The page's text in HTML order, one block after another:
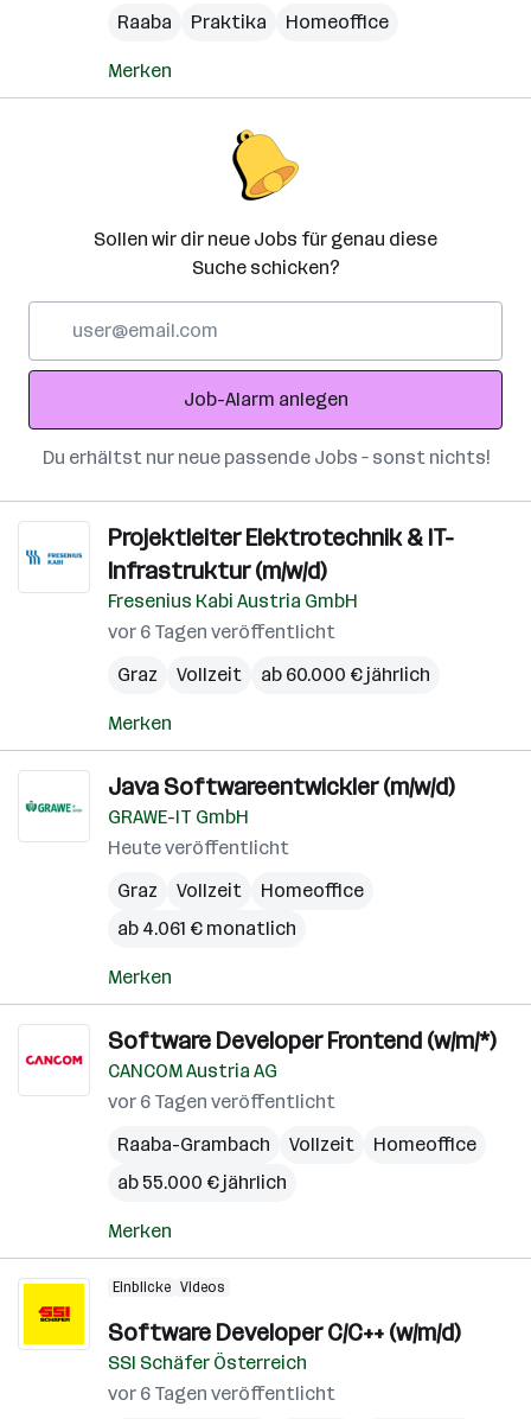
Raaba
Praktika Homeoffice
Merken
Sollen wir dir neue Jobs für genau diese
Suche schicken?
Adresse
Job-Alarm anlegen
Du erhältst nur neue passende Jobs – sonst nichts!
Projektleiter Elektrotechnik & IT-
Infrastruktur (m/w/d)
Fresenius Kabi Austria GmbH
vor 6 Tagen veröffentlicht
Graz
Vollzeit ab 60.000 € jährlich
Merken
Java Softwareentwickler (m/w/d)
GRAWE-IT GmbH
Heute veröffentlicht
Graz
Vollzeit
Homeoffice
ab 4.061 € monatlich
Merken
Software Developer Frontend (w/m/*)
CANCOM Austria AG
vor 6 Tagen veröffentlicht
Raaba-Grambach
Vollzeit
Homeoffice
ab 55.000 € jährlich
Merken
Einblicke Videos
Software Developer C/C++ (w/m/d)
SSI Schäfer Österreich
vor 6 Tagen veröffentlicht